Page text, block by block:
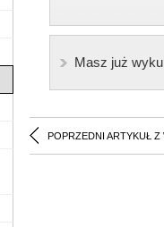
Masz już
POPRZEDNI ARTYKUŁ Z